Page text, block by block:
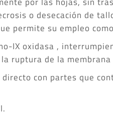
o desecación de
permite su empleo
IX oxidasa ,
ruptura de la membrana
con partes que